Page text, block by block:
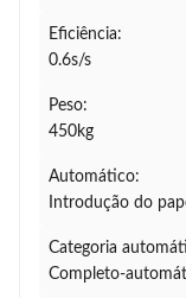
Eficiência:
0.6s/s
Peso:
450kg
Automático:
Introdução do
Categoria
Completo-